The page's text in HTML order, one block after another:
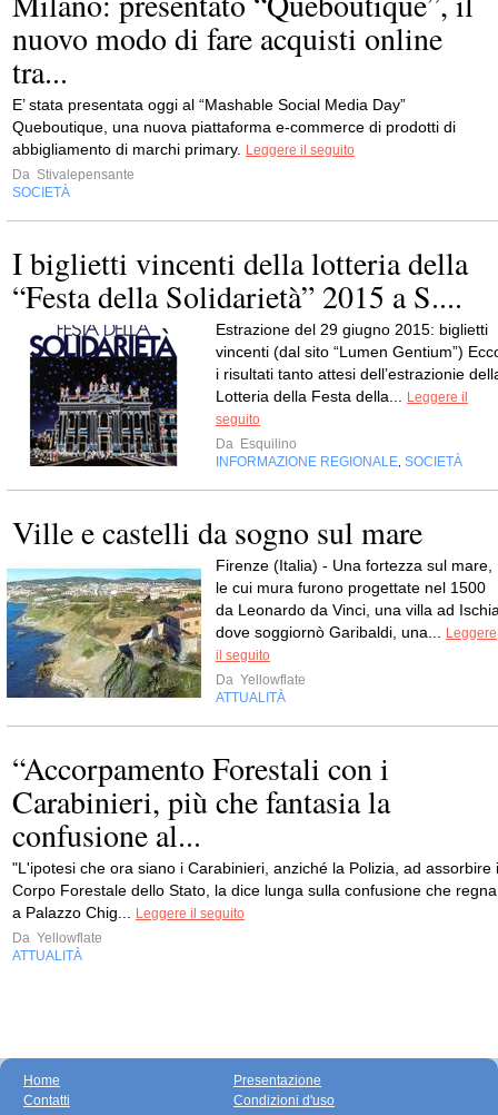
nuovo modo di fare acquisti online
tra...
E’ stata presentata oggi al “Mashable Social Media Day”
Queboutique, una nuova piattaforma e-commerce di prodotti di
abbigliamento di marchi primary.
Leggere il seguito
Da Stivalepensante
SOCIETÀ
I biglietti vincenti della lotteria della
“Festa della Solidarietà” 2015 a S....
Estrazione del 29 giugno 2015: biglietti
vincenti (dal sito “Lumen Gentium”)
i risultati tanto attesi dell’estrazionie
Lotteria della Festa della...
Leggere il
seguito
Da Esquilino
INFORMAZIONE REGIONALE SOCIETÀ
Ville e castelli da sogno sul mare
Firenze (Italia) - Una fortezza sul mare,
le cui mura furono progettate nel 1500
da Leonardo da Vinci, una villa ad
dove soggiornò Garibaldi, una...
Leggere
il seguito
Da Yellowflate
ATTUALITÀ
“Accorpamento Forestali con i
Carabinieri, più che fantasia la
confusione al...
"L'ipotesi che ora siano i Carabinieri, anziché la Polizia, ad assorbire
Corpo Forestale dello Stato, la dice lunga sulla confusione che regna
a Palazzo Chig...
Leggere il seguito
Da Yellowflate
ATTUALITÀ
Home
Contatti
Presentazione
Condizioni d'uso